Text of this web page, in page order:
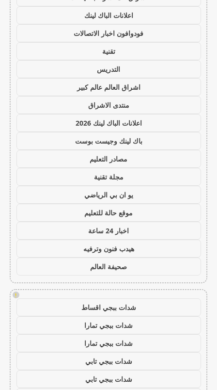
اعلانات الباك لينك
فودوافون اخبار الاتصالات
تقنية
التدريس
اشراق العالم عالم كبير
منتدى الاشراق
اعلانات الباك لينك 2026
باك لينك وجيست بوست
مصادر التعليم
مجلة تقنية
يو ان بي الرياضي
موقع حالة للتعليم
اخبار 24 ساعة
هيدب فنون وترفيه
صحيفة العالم
!
شدات ببجي اقساط
شدات ببجي تمارا
شدات ببجي تمارا
شدات ببجي تابي
شدات ببجي تابي